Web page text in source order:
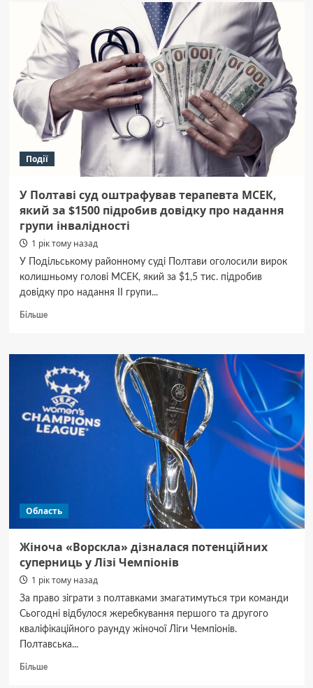
заступника
начальника
поліції
Полтавщини
Бориса
Реутова:
що
відомо
Події
У Полтаві суд оштрафував терапевта МСЕК,
який за $1500 підробив довідку про надання
групи інвалідності
1 рік тому назад
У Подільському районному суді Полтави оголосили вирок
колишньому голові МСЕК, який за $1,5 тис. підробив
довідку про надання II групи...
БільшеДокладніше
Полтаві
суд
оштрафував
терапевта
МСЕК,
який
за
групи
Область
Жіноча «Ворскла» дізналася потенційних
суперниць у Лізі Чемпіонів
1 рік тому назад
За право зіграти з полтавками змагатимуться три команди
Сьогодні відбулося жеребкування першого та другого
кваліфікаційного раунду жіночої Ліги Чемпіонів.
Полтавська...
БільшеДокладніше